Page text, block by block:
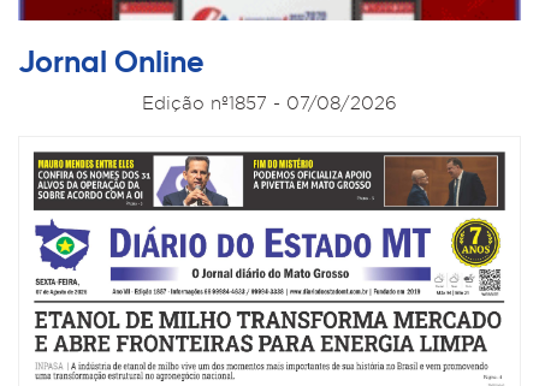
Jornal Online
Edição nº1857 - 07/08/2026